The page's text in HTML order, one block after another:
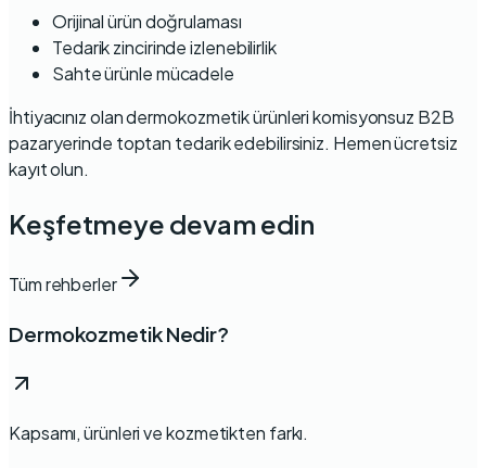
Orijinal ürün doğrulaması
Tedarik zincirinde izlenebilirlik
Sahte ürünle mücadele
İhtiyacınız olan dermokozmetik ürünlerikomisyonsuz B2B
pazaryerinde toptan tedarik edebilirsiniz. Hemen ücretsiz
kayıt olun.
Keşfetmeye devam edin
Tüm rehberler
Dermokozmetik Nedir?
Kapsamı, ürünleri ve kozmetikten farkı.